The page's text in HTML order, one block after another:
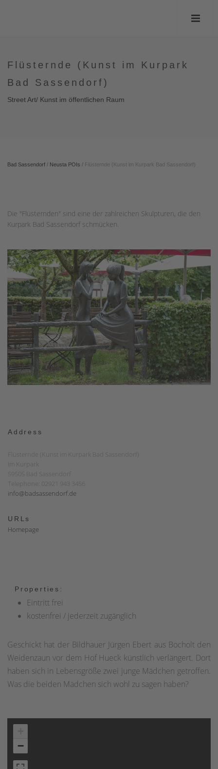
Flüsternde (Kunst im Kurpark
Bad Sassendorf)
Street Art/ Kunst im öffentlichen Raum
Bad Sassendorf / Neusta POIs / Flüsternde (Kunst im Kurpark Bad Sassendorf)
Die "Flüsternden" sind eine der zahlreichen Skulpturen, die den
Kurpark Bad Sassendorf schmücken.
Address
Flüsternde (Kunst im Kurpark Bad Sassendorf)
Im Kurpark
59505 Bad Sassendorf
Telephone: 02921 943 3456
info@badsassendorf.de
URLs
Homepage
Properties:
Eintritt frei
kostenfrei / jederzeit zugänglich
Geschickt hat der Bildhauer Jürgen Ebert aus Bocholt den
Weidenzaun vor dem Hof Hueck künstlich verlängert. Dort
haben sich in Lebensgröße zwei junge Mädchen getroffen.
Was die beiden Mädchen sich wohl zu sagen haben?
−